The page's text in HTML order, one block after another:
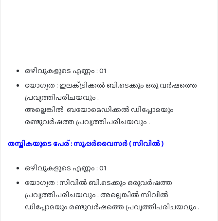
ഒഴിവുകളുടെ എണ്ണം : 01
യോഗ്യത : ഇലക്‌ട്രിക്കൽ ബി.ടെക്കും ഒരു വർഷത്തെ
പ്രവൃത്തിപരിചയവും .
അല്ലെങ്കിൽ ബയോമെഡിക്കൽ ഡിപ്ലോമയും
രണ്ടുവർഷത്ത പ്രവൃത്തിപരിചയവും .
തസ്തികയുടെ പേര് : സൂപ്പർവൈസർ ( സിവിൽ )
ഒഴിവുകളുടെ എണ്ണം : 01
യോഗ്യത : സിവിൽ ബി.ടെക്കും ഒരുവർഷത്ത
പ്രവൃത്തിപരിചയവും . അല്ലെങ്കിൽ സിവിൽ
ഡിപ്ലോമയും രണ്ടുവർഷത്തെ പ്രവൃത്തിപരിചയവും .